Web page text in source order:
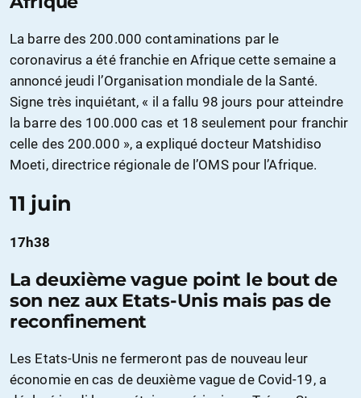
La barre des 200.000 contaminations par le
coronavirus a été franchie en Afrique cette semaine a
annoncé jeudi l’Organisation mondiale de la Santé.
Signe très inquiétant, « il a fallu 98 jours pour atteindre
la barre des 100.000 cas et 18 seulement pour franchir
celle des 200.000 », a expliqué docteur Matshidiso
Moeti, directrice régionale de l’OMS pour l’Afrique.
11 juin
17h38
La deuxième vague point le bout de
son nez aux Etats-Unis mais pas de
reconfinement
Les Etats-Unis ne fermeront pas de nouveau leur
économie en cas de deuxième vague de Covid-19, a